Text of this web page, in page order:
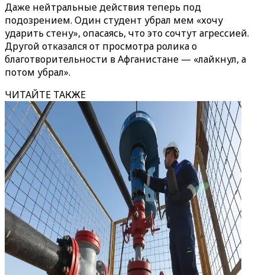
Даже нейтральные действия теперь под
подозрением. Один студент убрал мем «хочу
ударить стену», опасаясь, что это сочтут агрессией.
Другой отказался от просмотра ролика о
благотворительности в Афганистане — «лайкнул, а
потом убрал».
ЧИТАЙТЕ ТАКЖЕ